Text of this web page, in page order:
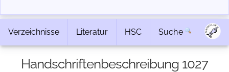
Verzeichnisse Literatur HSC Suche
Handschriftenbeschreibung 1027